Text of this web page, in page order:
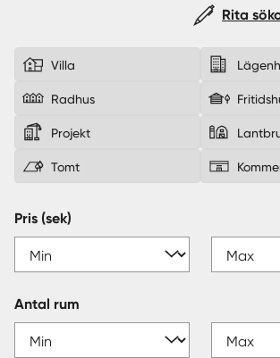
Rita
Villa
Radhus
Projekt
Tomt
Pris (sek)
Antal rum